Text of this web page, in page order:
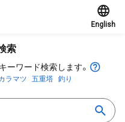
English
索
ーワード検索します。
ラマツ 五重塔 釣り